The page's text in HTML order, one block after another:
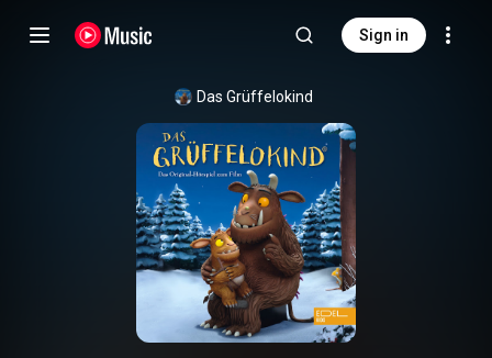
Sign in
Das Grüffelokind